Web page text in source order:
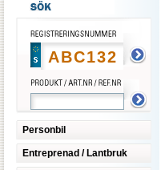
Personbil
Entreprenad / Lantbruk